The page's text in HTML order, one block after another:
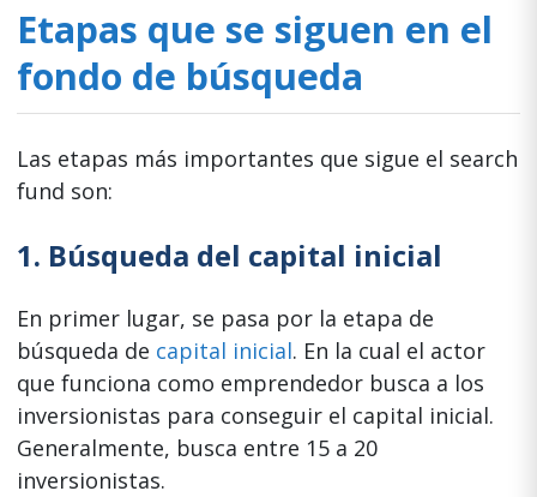
Etapas que se siguen en el
fondo de búsqueda
Las etapas más importantes que sigue el search
fund son:
1. Búsqueda del capital inicial
En primer lugar, se pasa por la etapa de
búsqueda de capital inicial. En la cual el actor
que funciona como emprendedor busca a los
inversionistas para conseguir el capital inicial.
Generalmente, busca entre 15 a 20
inversionistas.